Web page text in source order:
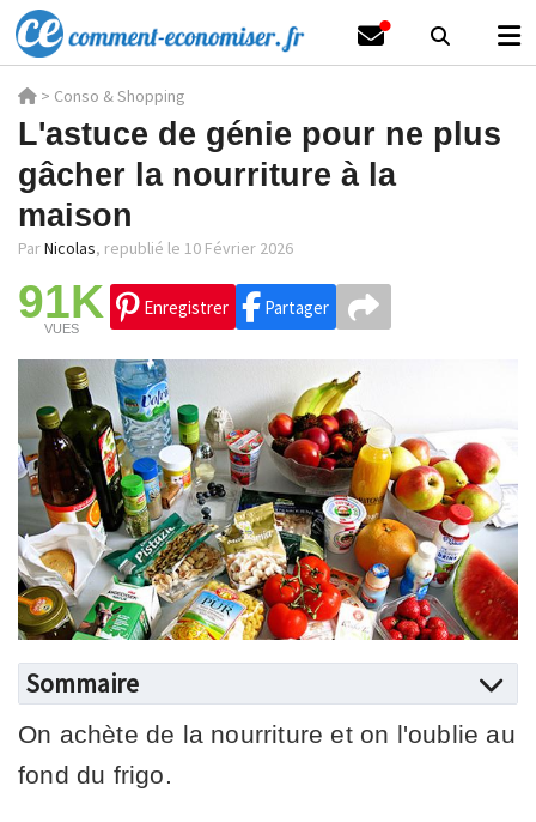
> Conso & Shopping
L'astuce de génie pour ne plus
gâcher la nourriture à la
maison
ParNicolas, republié le 10 Février 2026
91K
VUES
Enregistrer Partager
Sommaire
On achète de la nourriture et on l'oublie au
fond du frigo.